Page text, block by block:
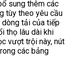
sung thêm các
tùy theo yêu cầu
dòng tải của tiếp
thọ lâu dài khi
vượt trội này, nút
các bảng